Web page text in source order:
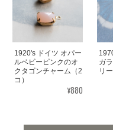
1920's ドイツ オパー
ルベビーピンクのオ
クタゴンチャーム（2
コ）
¥880
ガ
リ